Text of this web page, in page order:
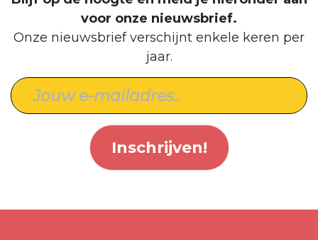
voor onze nieuwsbrief.
Onze nieuwsbrief verschijnt enkele keren per
jaar.
Inschrijven!